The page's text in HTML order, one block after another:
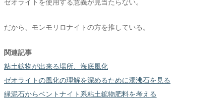
ゼオライトを使用する意義が見当たらない。
だから、モンモリロナイトの方を推している。
関連記事
粘土鉱物が出来る場所、海底風化
ゼオライトの風化の理解を深めるために濁沸石を見る
緑泥石からベントナイト系粘土鉱物肥料を考える